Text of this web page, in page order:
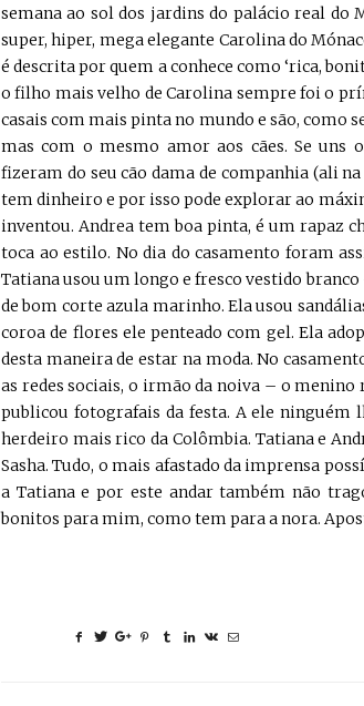
semana ao sol dos jardins do palácio real do
super, hiper, mega elegante Carolina do
é descrita por quem a conhece como ‘rica,
o filho mais velho de Carolina sempre foi o
casais com mais pinta no mundo e são, como
mas com o mesmo amor aos cães. Se uns
fizeram do seu cão dama de companhia (ali
tem dinheiro e por isso pode explorar ao
inventou. Andrea tem boa pinta, é um rapaz
toca ao estilo. No dia do casamento foram
Tatiana usou um longo e fresco vestido
de bom corte azula marinho. Ela usou
coroa de flores ele penteado com gel. Ela
desta maneira de estar na moda. No
as redes sociais, o irmão da noiva – o
publicou fotografais da festa. A ele
herdeiro mais rico da Colômbia. Tatiana e
Sasha. Tudo, o mais afastado da imprensa
a Tatiana e por este andar também não
bonitos para mim, como tem para a nora.